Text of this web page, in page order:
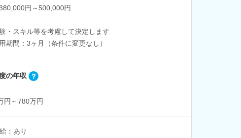
円～500,000円
・スキル等を考慮して決定します
期間：3ヶ月（条件に変更なし）
の年収
円～780万円
：あり